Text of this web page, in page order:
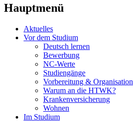
Hauptmenü
Aktuelles
Vor dem Studium
Deutsch lernen
Bewerbung
NC-Werte
Studiengänge
Vorbereitung & Organisation
Warum an die HTWK?
Krankenversicherung
Wohnen
Im Studium